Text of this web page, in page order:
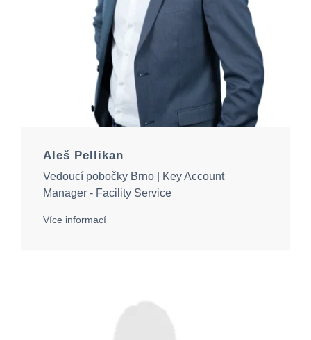
Aleš Pellikan
Vedoucí pobočky Brno | Key Account
Manager - Facility Service
Více informací